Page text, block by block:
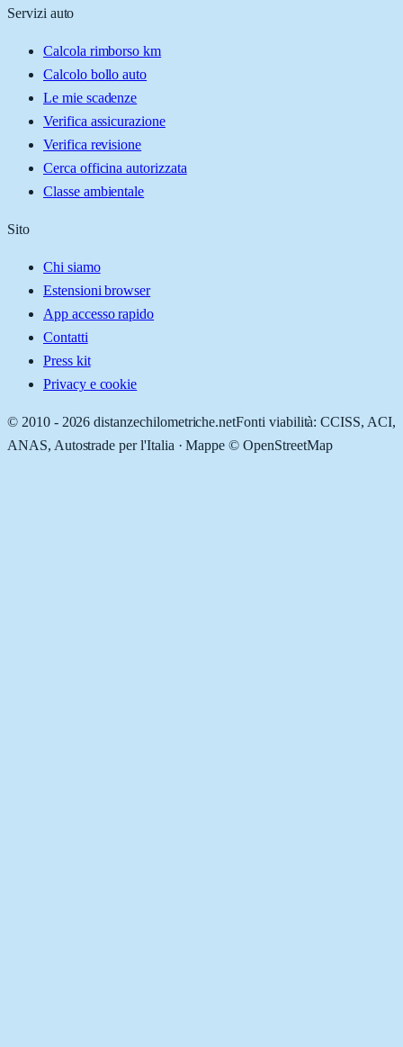
Servizi auto
Calcola rimborso km
Calcolo bollo auto
Le mie scadenze
Verifica assicurazione
Verifica revisione
Cerca officina autorizzata
Classe ambientale
Sito
Chi siamo
Estensioni browser
App accesso rapido
Contatti
Press kit
Privacy e cookie
© 2010 - 2026 distanzechilometriche.netFonti viabilità: CCISS, ACI,
ANAS, Autostrade per l'Italia · Mappe © OpenStreetMap